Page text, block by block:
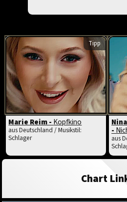
Tipp
Marie Reim -Kopfkino
aus Deutschland / Musikstil:
Schlager
-
aus
Chart